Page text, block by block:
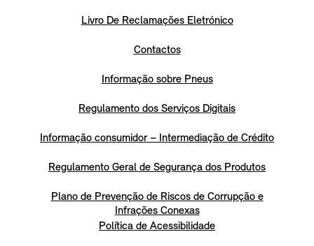
Livro De Reclamações Eletrónico
Contactos
Informação sobre Pneus
Regulamento dos Serviços Digitais
Informação consumidor – Intermediação de Crédito
Regulamento Geral de Segurança dos Produtos
Plano de Prevenção de Riscos de Corrupção e
Infrações Conexas
Política de Acessibilidade